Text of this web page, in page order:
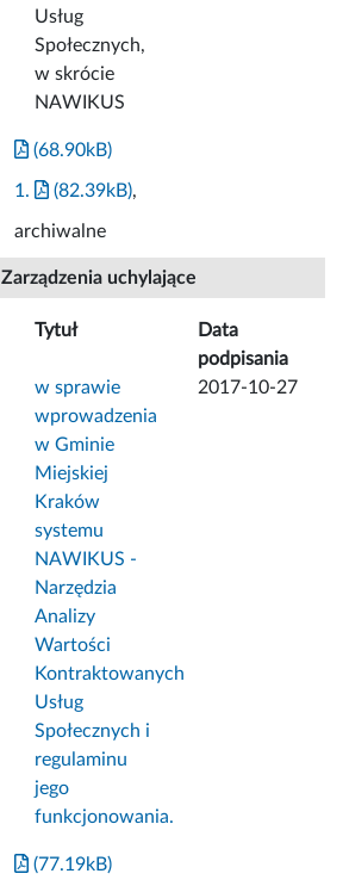
Usług
Społecznych,
w skrócie
NAWIKUS
(68.90kB)
1. (82.39kB),
archiwalne
Zarządzenia uchylające
Tytuł
Data
podpisania
w sprawie
wprowadzenia
w Gminie
Miejskiej
Kraków
systemu
NAWIKUS -
Narzędzia
Analizy
Wartości
Kontraktowanych
Usług
Społecznych i
regulaminu
jego
funkcjonowania.
2017-10-27
(77.19kB)